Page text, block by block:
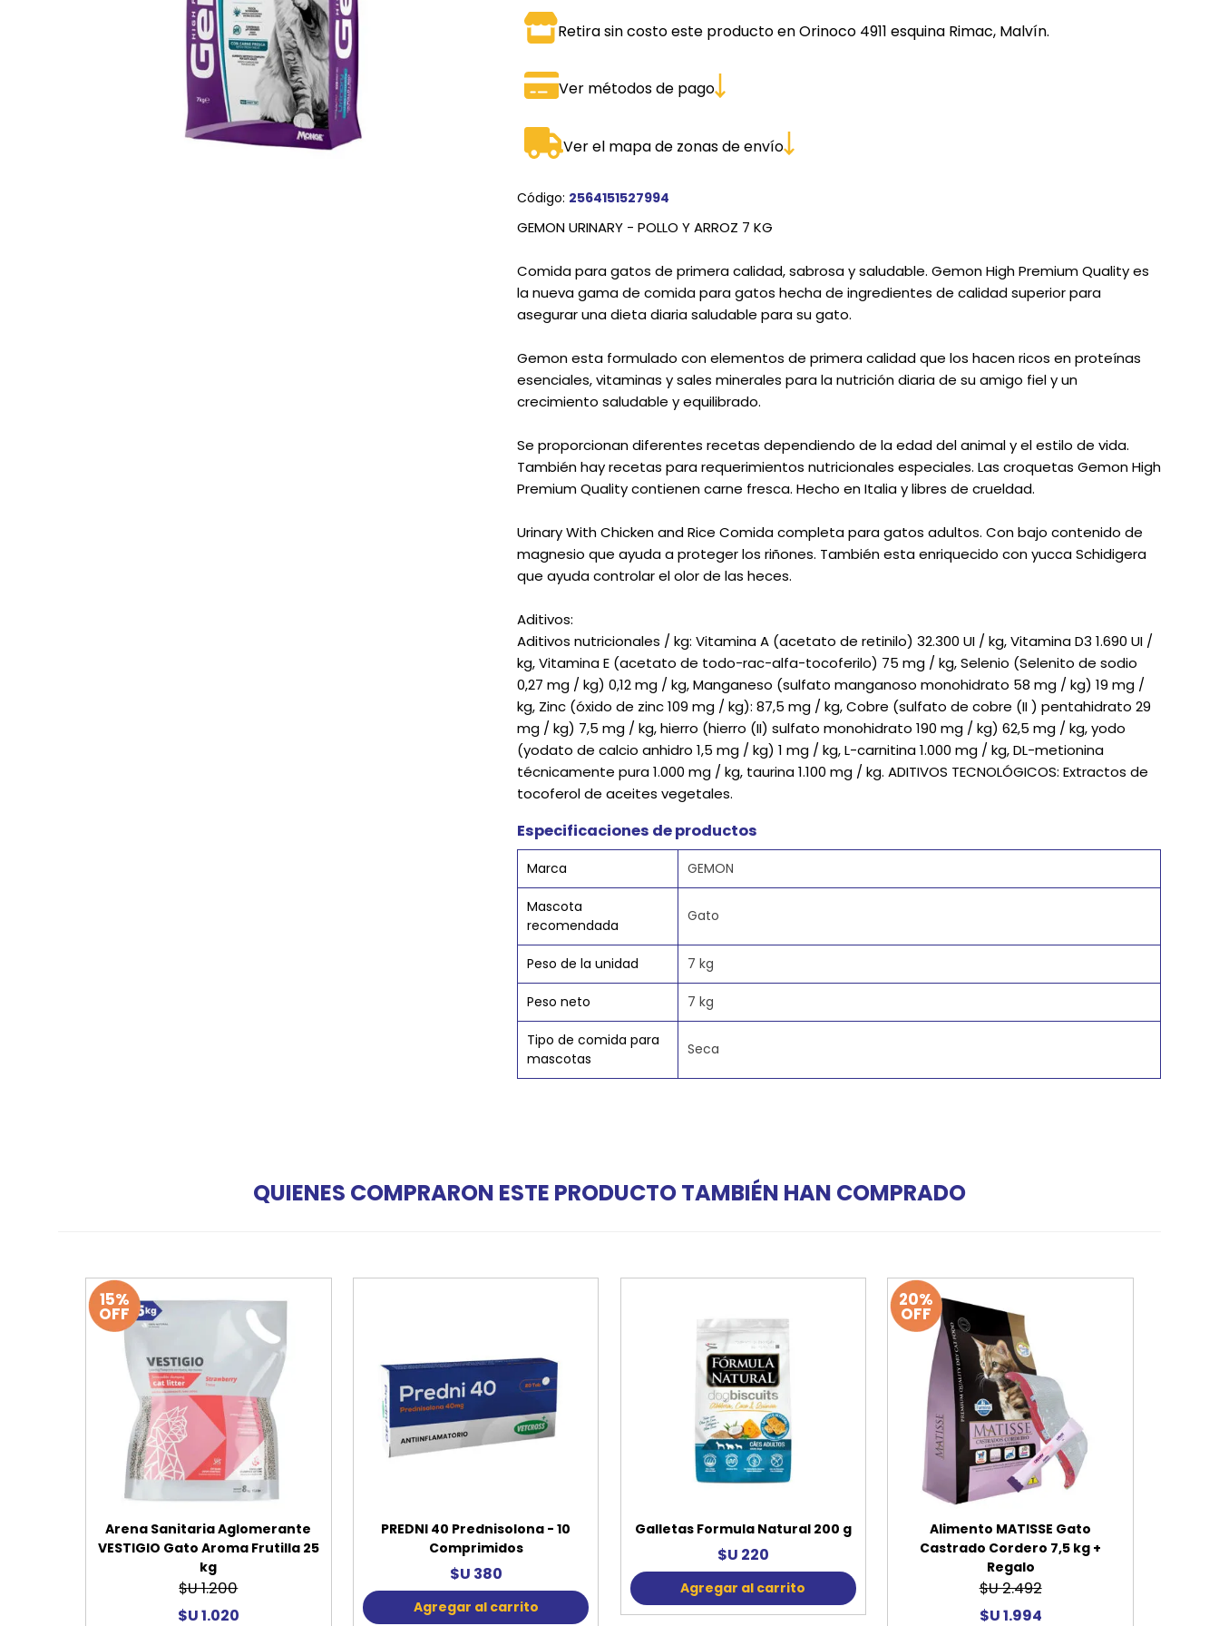
JUGUETES
COMEDEROS Y BEBEDEROS
ROPA
THREE CATS
Retira sin costo este producto en Orinoco 4911 esquina Rimac, Malvín.
Ver métodos de pago
Ver el mapa de zonas de envío
Código: 2564151527994
GEMON URINARY - POLLO Y ARROZ 7 KG
Comida para gatos de primera calidad, sabrosa y saludable. Gemon High Premium Quality es
la nueva gama de comida para gatos hecha de ingredientes de calidad superior para
asegurar una dieta diaria saludable para su gato.
Gemon esta formulado con elementos de primera calidad que los hacen ricos en proteínas
esenciales, vitaminas y sales minerales para la nutrición diaria de su amigo fiel y un
crecimiento saludable y equilibrado.
Se proporcionan diferentes recetas dependiendo de la edad del animal y el estilo de vida.
También hay recetas para requerimientos nutricionales especiales. Las croquetas Gemon High
Premium Quality contienen carne fresca. Hecho en Italia y libres de crueldad.
Urinary With Chicken and Rice Comida completa para gatos adultos. Con bajo contenido de
magnesio que ayuda a proteger los riñones. También esta enriquecido con yucca Schidigera
que ayuda controlar el olor de las heces.
Aditivos:
Aditivos nutricionales / kg: Vitamina A (acetato de retinilo) 32.300 UI / kg, Vitamina D3 1.690 UI /
kg, Vitamina E (acetato de todo-rac-alfa-tocoferilo) 75 mg / kg, Selenio (Selenito de sodio
0,27 mg / kg) 0,12 mg / kg, Manganeso (sulfato manganoso monohidrato 58 mg / kg) 19 mg /
kg, Zinc (óxido de zinc 109 mg / kg): 87,5 mg / kg, Cobre (sulfato de cobre (II ) pentahidrato 29
mg / kg) 7,5 mg / kg, hierro (hierro (II) sulfato monohidrato 190 mg / kg) 62,5 mg / kg, yodo
(yodato de calcio anhidro 1,5 mg / kg) 1 mg / kg, L-carnitina 1.000 mg / kg, DL-metionina
técnicamente pura 1.000 mg / kg, taurina 1.100 mg / kg. ADITIVOS TECNOLÓGICOS: Extractos de
tocoferol de aceites vegetales.
Especificaciones de productos
Marca GEMON
Mascota
recomendada
Gato
Peso de la unidad 7 kg
Peso neto 7 kg
Tipo de comida para
mascotas
Seca
QUIENES COMPRARON ESTE PRODUCTO TAMBIÉN HAN COMPRADO
15%
OFF
Arena Sanitaria Aglomerante
VESTIGIO Gato Aroma Frutilla 25
kg
$U 1.200
$U 1.020
PREDNI 40 Prednisolona - 10
Comprimidos
$U 380
Agregar al carrito
Galletas Formula Natural 200 g
$U 220
Agregar al carrito
20%
OFF
Alimento MATISSE Gato
Castrado Cordero 7,5 kg +
Regalo
$U 2.492
$U 1.994